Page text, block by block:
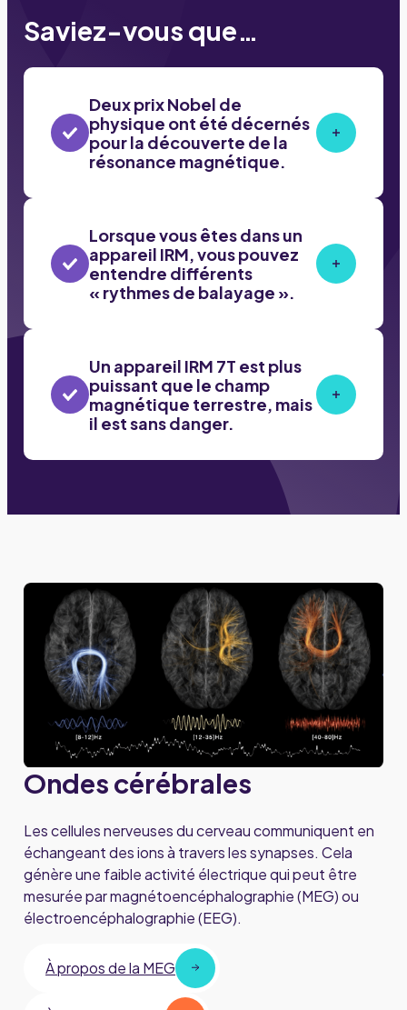
Saviez-vous que…
Deux prix Nobel de
physique ont été décernés
pour la découverte de la
résonance magnétique.
Lorsque vous êtes dans un
appareil IRM, vous pouvez
entendre différents
« rythmes de balayage ».
Un appareil IRM 7T est plus
puissant que le champ
magnétique terrestre, mais
il est sans danger.
Ondes cérébrales
Les cellules nerveuses du cerveau communiquent en
échangeant des ions à travers les synapses. Cela
génère une faible activité électrique qui peut être
mesurée par magnétoencéphalographie (MEG) ou
électroencéphalographie (EEG).
À propos de la MEG